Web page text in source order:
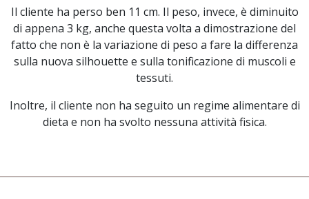
Il cliente ha perso ben 11 cm. Il peso, invece, è diminuito
di appena 3 kg, anche questa volta a dimostrazione del
fatto che non è la variazione di peso a fare la differenza
sulla nuova silhouette e sulla tonificazione di muscoli e
tessuti.
Inoltre, il cliente non ha seguito un regime alimentare di
dieta e non ha svolto nessuna attività fisica.